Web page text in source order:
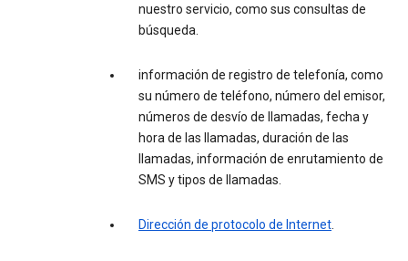
nuestro servicio, como sus consultas de
búsqueda.
información de registro de telefonía, como
su número de teléfono, número del emisor,
números de desvío de llamadas, fecha y
hora de las llamadas, duración de las
llamadas, información de enrutamiento de
SMS y tipos de llamadas.
Dirección de protocolo de Internet.